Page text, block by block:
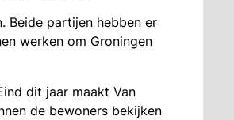
Beide partijen hebben er
werken om Groningen
dit jaar maakt Van
de bewoners bekijken